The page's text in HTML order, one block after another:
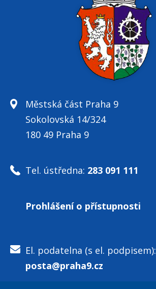
Městská část Praha 9
Sokolovská 14/324
180 49 Praha 9
Tel. ústředna: 283 091 111
Prohlášení o přístupnosti
El. podatelna (s el. podpisem):
posta@praha9.cz